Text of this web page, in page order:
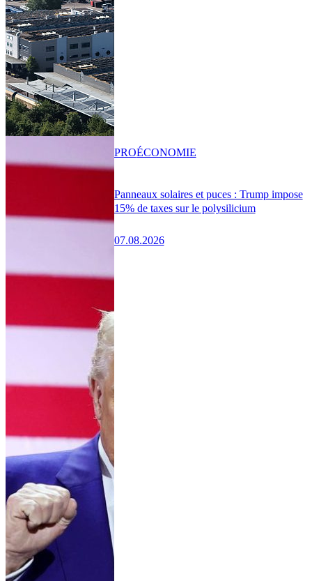
Panneaux solaires et puces : Trump impose
15% de taxes sur le polysilicium
07.08.2026
PROÉCONOMIE